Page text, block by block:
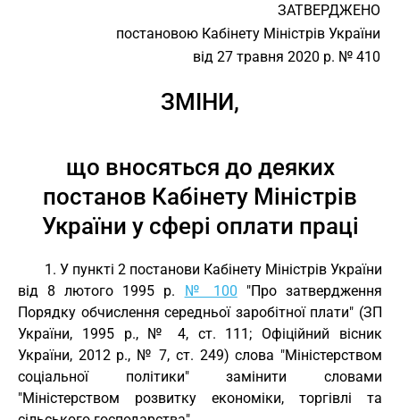
ЗАТВЕРДЖЕНО
постановою Кабінету Міністрів України
від 27 травня 2020 р. № 410
ЗМІНИ,
що вносяться до деяких
постанов Кабінету Міністрів
України у сфері оплати праці
1. У пункті 2 постанови Кабінету Міністрів України
від 8 лютого 1995 р. № 100 "Про затвердження
Порядку обчислення середньої заробітної плати" (ЗП
України, 1995 р., № 4, ст. 111; Офіційний вісник
України, 2012 р., № 7, ст. 249) слова "Міністерством
соціальної політики" замінити словами
"Міністерством розвитку економіки, торгівлі та